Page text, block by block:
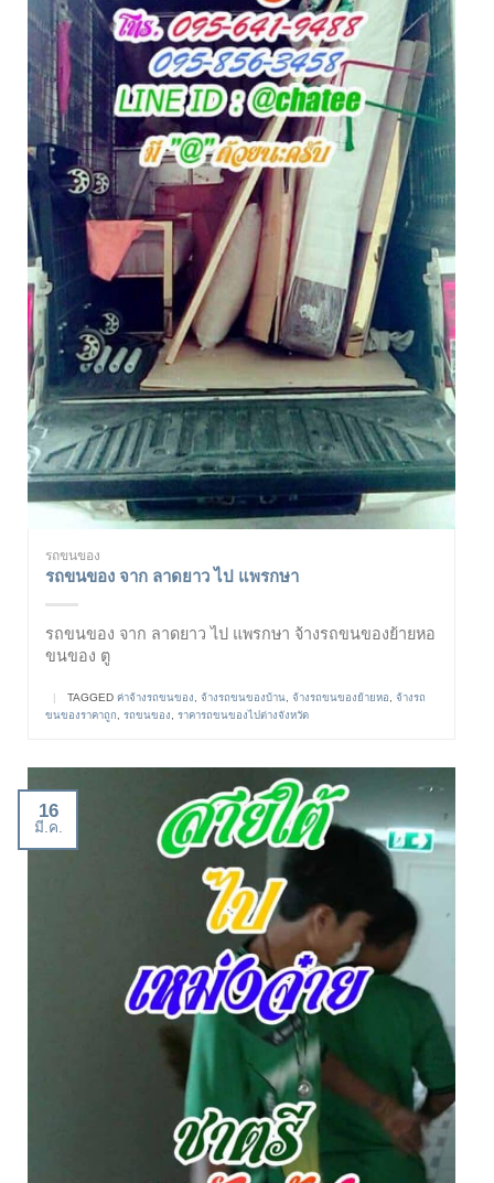
รถขนของ
รถขนของ จาก ลาดยาว ไป แพรกษา
รถขนของ จาก ลาดยาว ไป แพรกษา จ้างรถขนของย้ายหอ
ขนของ ตู
| TAGGED ค่าจ้างรถขนของ จ้างรถขนของบ้าน จ้างรถขนของย้ายหอ
จ้างรถ
ขนของราคาถูก
รถขนของ ราคารถขนของไปต่างจังหวัด
16
มี.ค.